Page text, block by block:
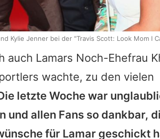
auch Lamars Noch-Ehefrau
wachte, zu den vielen
letzte Woche war
und allen Fans so dankbar,
für Lamar geschickt
Kylie Jenner bei der "Travis Scott: Look Mom I